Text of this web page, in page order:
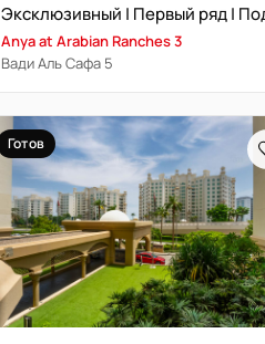
Anya at Arabian Ranches 3
Вади Аль Сафа 5
Готов